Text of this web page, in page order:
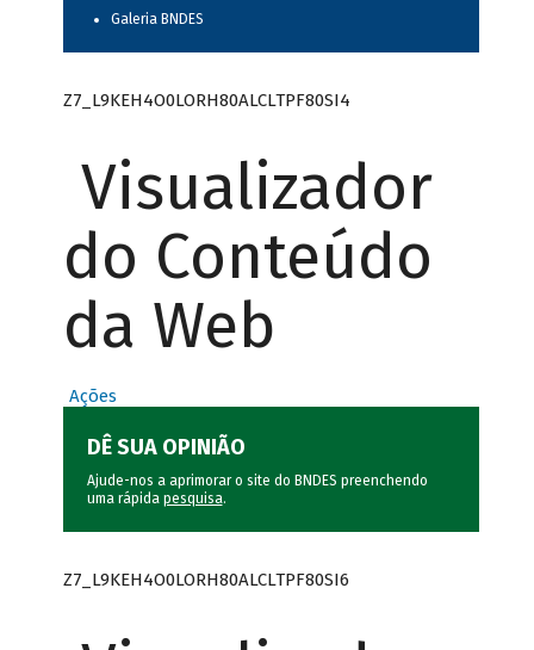
Galeria BNDES
Z7_L9KEH4O0LORH80ALCLTPF80SI4
Visualizador
do Conteúdo
da Web
Ações
DÊ SUA OPINIÃO
Ajude-nos a aprimorar o site do BNDES preenchendo
uma rápida pesquisa.
Z7_L9KEH4O0LORH80ALCLTPF80SI6